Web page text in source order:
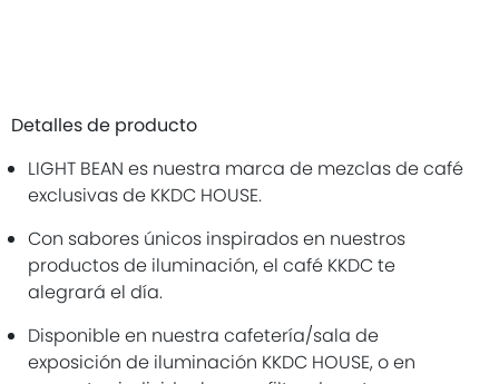
Detalles de producto
LIGHT BEAN es nuestra marca de mezclas de café
exclusivas de KKDC HOUSE.
Con sabores únicos inspirados en nuestros
productos de iluminación, el café KKDC te
alegrará el día.
Disponible en nuestra cafetería/sala de
exposición de iluminación KKDC HOUSE, o en